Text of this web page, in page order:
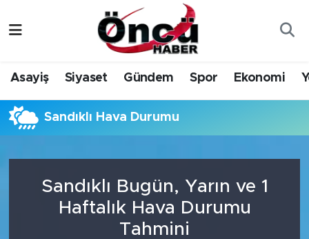
Asayiş Siyaset Gündem Spor Ekonomi
Sandıklı Hava Durumu
Sandıklı Bugün, Yarın ve 1
Haftalık Hava Durumu
Tahmini
Gündem
Sağlık & Çevre
Spor
Siyaset
Düzce Nöbetçi Eczaneler
Düzce Hava Durumu
Düzce Namaz Vakitleri
Düzce Trafik Yoğunluk Haritası
Süper Lig Puan Durumu ve Fikstür
Tüm Manşetler